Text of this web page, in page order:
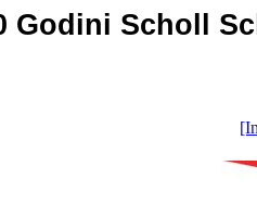
Godini Scholl